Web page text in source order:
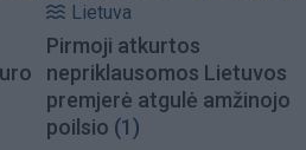
Lietuva
Pirmoji atkurtos
nepriklausomos Lietuvos
premjerė atgulė amžinojo
poilsio (1)